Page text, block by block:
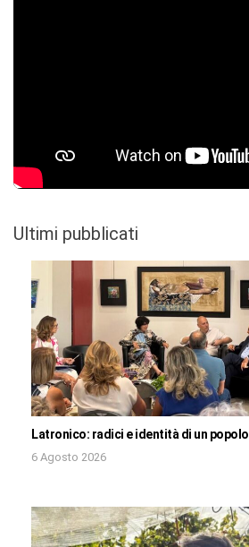
Ultimi pubblicati
Latronico: radici e identità di un popolo
6 Agosto 2026